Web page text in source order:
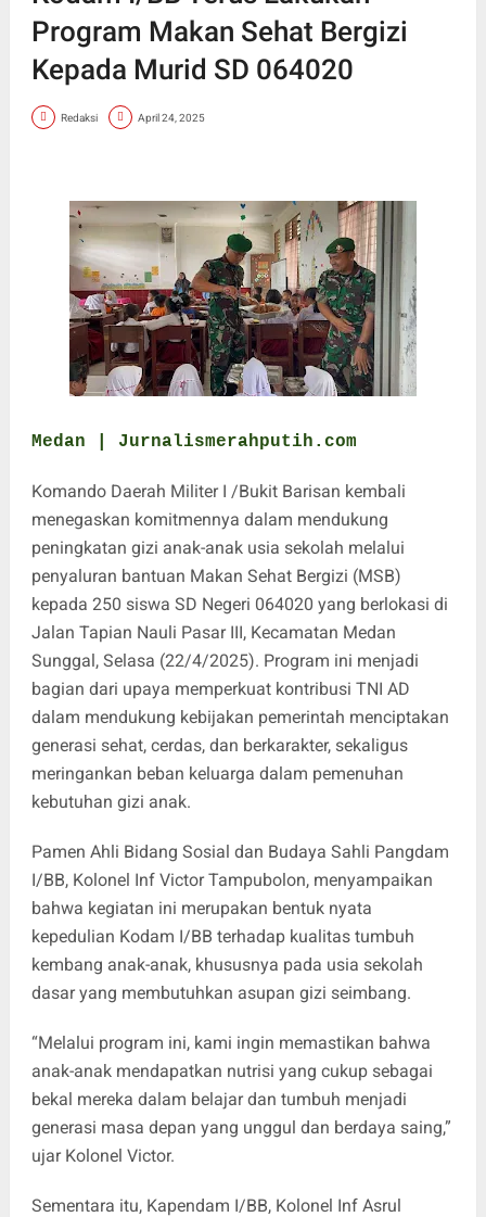
Program Makan Sehat Bergizi
Kepada Murid SD 064020
Redaksi April 24, 2025
Medan | Jurnalismerahputih.com
Komando Daerah Militer I /Bukit Barisan kembali
menegaskan komitmennya dalam mendukung
peningkatan gizi anak-anak usia sekolah melalui
penyaluran bantuan Makan Sehat Bergizi (MSB)
kepada 250 siswa SD Negeri 064020 yang berlokasi di
Jalan Tapian Nauli Pasar III, Kecamatan Medan
Sunggal, Selasa (22/4/2025). Program ini menjadi
bagian dari upaya memperkuat kontribusi TNI AD
dalam mendukung kebijakan pemerintah menciptakan
generasi sehat, cerdas, dan berkarakter, sekaligus
meringankan beban keluarga dalam pemenuhan
kebutuhan gizi anak.
Pamen Ahli Bidang Sosial dan Budaya Sahli Pangdam
I/BB, Kolonel Inf Victor Tampubolon, menyampaikan
bahwa kegiatan ini merupakan bentuk nyata
kepedulian Kodam I/BB terhadap kualitas tumbuh
kembang anak-anak, khususnya pada usia sekolah
dasar yang membutuhkan asupan gizi seimbang.
“Melalui program ini, kami ingin memastikan bahwa
anak-anak mendapatkan nutrisi yang cukup sebagai
bekal mereka dalam belajar dan tumbuh menjadi
generasi masa depan yang unggul dan berdaya saing,”
ujar Kolonel Victor.
Sementara itu, Kapendam I/BB, Kolonel Inf Asrul